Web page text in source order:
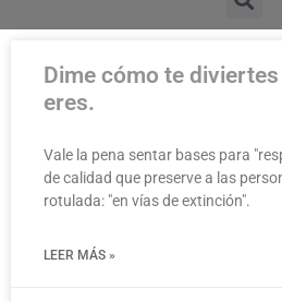
Dime cómo te
eres.
Vale la pena sentar bases para
de calidad que preserve a las
rotulada: "en vías de extinción".
LEER MÁS »